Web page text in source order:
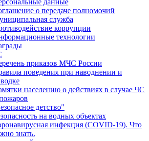
данные
о передаче полномочий
служба
коррупции
технологии
приказов МЧС России
поведения при наводнении и
населению о действиях в случае ЧС
детство"
на водных объектах
инфекция (COVID-19). Что
знать.